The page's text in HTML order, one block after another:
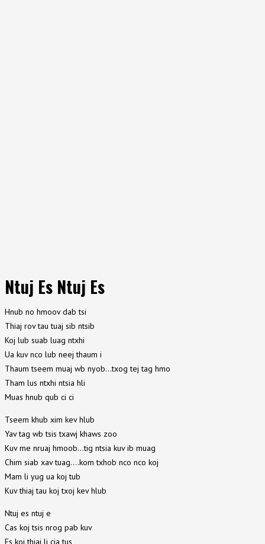
Ntuj Es Ntuj Es
Hnub no hmoov dab tsi
Thiaj rov tau tuaj sib ntsib
Koj lub suab luag ntxhi
Ua kuv nco lub neej thaum i
Thaum tseem muaj wb nyob…txog tej tag hmo
Tham lus ntxhi ntsia hli
Muas hnub qub ci ci
Tseem khub xim kev hlub
Yav tag wb tsis txawj khaws zoo
Kuv me nruaj hmoob…tig ntsia kuv ib muag
Chim siab xav tuag….kom txhob nco nco koj
Mam li yug ua koj tub
Kuv thiaj tau koj txoj kev hlub
Ntuj es ntuj e
Cas koj tsis nrog pab kuv
Es koj thiaj li cia tus